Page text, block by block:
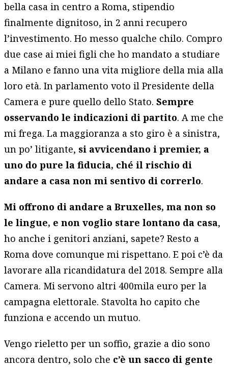
bella casa in centro a Roma, stipendio
finalmente dignitoso, in 2 anni recupero
l’investimento. Ho messo qualche chilo. Compro
due case ai miei figli che ho mandato a studiare
a Milano e fanno una vita migliore della mia alla
loro età. In parlamento voto il Presidente della
Camera e pure quello dello Stato.Sempre
osservando le indicazioni di partito. A me che
mi frega. La maggioranza a sto giro è a sinistra,
un po’ litigante, si avvicendano i premier, a
uno do pure la fiducia, ché il rischio di
andare a casa non mi sentivo di correrlo.
Mi offrono di andare a Bruxelles, ma non so
le lingue, e non voglio stare lontano da casa,
ho anche i genitori anziani, sapete? Resto a
Roma dove comunque mi rispettano. E poi c’è da
lavorare alla ricandidatura del 2018. Sempre alla
Camera. Mi servono altri 400mila euro per la
campagna elettorale. Stavolta ho capito che
funziona e accendo un mutuo.
Vengo rieletto per un soffio, grazie a dio sono
ancora dentro, solo che c’è un sacco di gente